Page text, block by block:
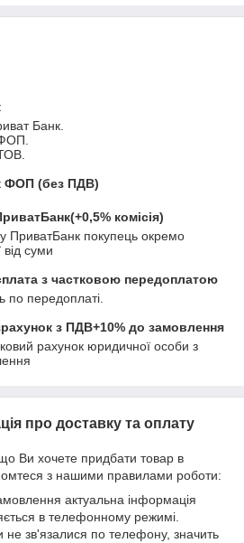
Банк.
ФОП (без ПДВ)
комісія)
ПриватБанк покупець окремо
від суми
з частковою передоплатою
по передоплаті.
з ПДВ+10% до замовлення
рахунок юридичної особи з
про доставку та оплату
Ви хочете придбати товар в
з нашими правилами роботи:
актуальна інформація
в телефонному режимі.
не зв'язалися по телефону, значить